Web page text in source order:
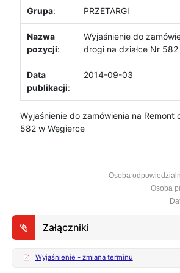
Grupa: PRZETARGI
Nazwa
pozycji:
Wyjaśnienie do
drogi na działce Nr
Data
publikacji:
2014-09-03
Wyjaśnienie do zamówienia na Remont
582 w Węgierce
Osoba
Osoba
Załączniki
Wyjaśnienie - zmiana terminu